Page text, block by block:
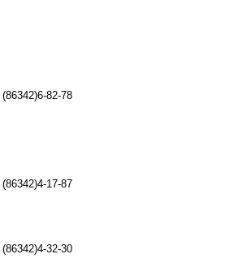
(86342)6-82-78
(86342)4-17-87
(86342)4-32-30